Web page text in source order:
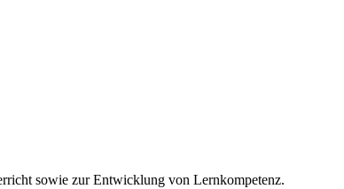
sowie zur Entwicklung von Lernkompetenz.